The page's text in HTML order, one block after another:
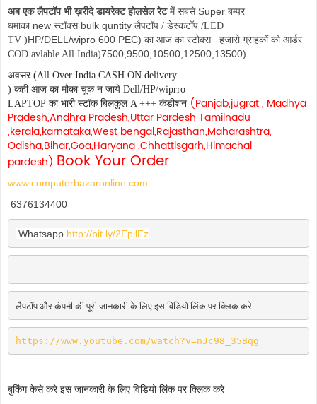
अब एक लैपटॉप भी ख़रीदे डायरेक्ट होलसेल रेटमें सबसे Super बम्पर
धमाका new स्टॉक्स bulk quntity लैपटॉप / डेस्कटॉप /LED
TV (HP/DELL/wipro 600 PEC) का आज का स्टोक्स
हजारो ग्राहकों को आर्डर
COD avlable All India(7500,9500,10500,12500,13500)
अवसर(All Over India CASH ON delivery
) कही आज का मौका चूक न जाये Dell/HP/wiprro
LAPTOP का भारी स्टॉक बिलकुल A +++ कंडीशन (Panjab,jugrat , Madhya
Pradesh,Andhra Pradesh,Uttar Pardesh Tamilnadu
,kerala,karnataka,West bengal,Rajasthan,Maharashtra,
Odisha,Bihar,Goa,Haryana ,Chhattisgarh,Himachal
pardesh) Book Your Order
www.computerbazaronline.com
6376134400
Whatsapp http://bit.ly/2FpjlFz
लैपटॉप और कंपनी की पूरी जानकारी के लिए इस विडियो लिंक पर क्लिक करे
https://www.youtube.com/watch?v=nJc98_35Bqg
बुकिंग केसे करे इस जानकारी के लिए विडियो लिंक पर क्लिक करे